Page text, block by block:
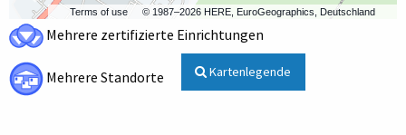
Terms of use © 1987–2026 HERE, EuroGeographics, Deutschland
Mehrere zertifizierte Einrichtungen
Mehrere Standorte Kartenlegende